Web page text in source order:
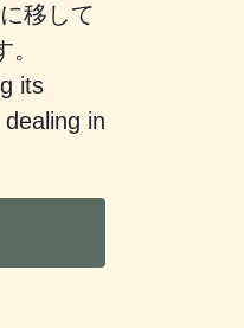
移して
its
in